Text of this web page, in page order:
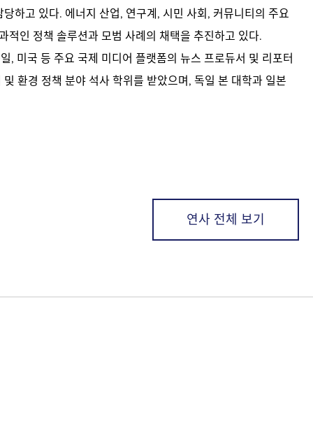
하고 있다. 에너지 산업, 연구계, 시민 사회, 커뮤니티의 주요
적인 정책 솔루션과 모범 사례의 채택을 추진하고 있다.
, 미국 등 주요 국제 미디어 플랫폼의 뉴스 프로듀서 및 리포터
환경 정책 분야 석사 학위를 받았으며, 독일 본 대학과 일본
연사 전체 보기